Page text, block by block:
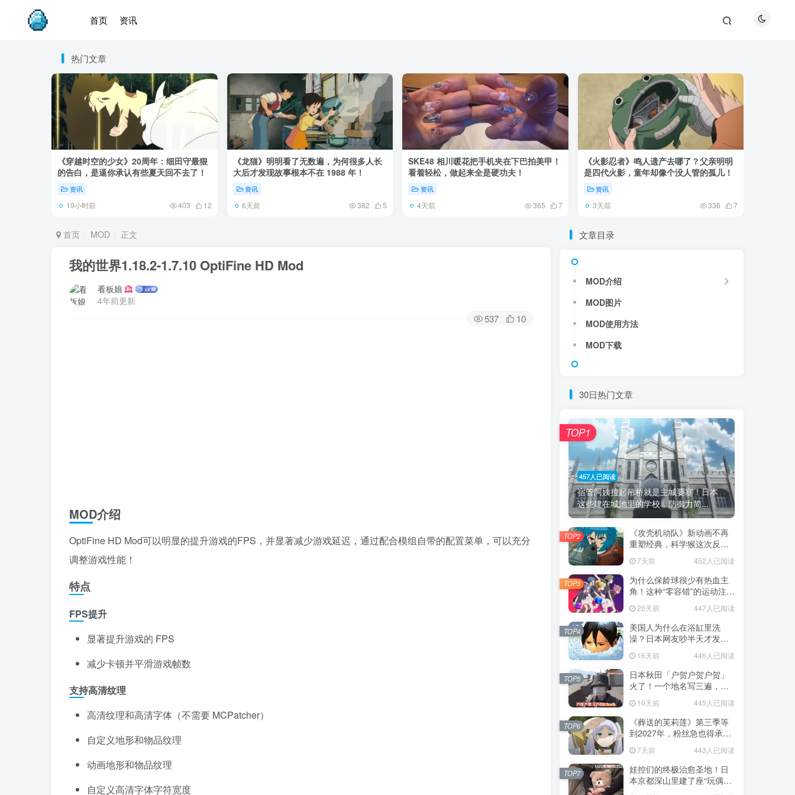
首页 资讯
热门文章
《穿越时空的少女》20周年：细田守最狠
的告白，是逼你承认有些夏天回不去了！
资讯
19小时前 403 12
《龙猫》明明看了无数遍，为何很多人长
大后才发现故事根本不在 1988 年！
资讯
6天前 382 5
SKE48 相川暖花把手机夹在下巴拍美甲！
看着轻松，做起来全是硬功夫！
资讯
4天前 365 7
《火影忍者》鸣人遗产去哪了？父亲明明
是四代火影，童年却像个没人管的孤儿！
资讯
3天前 336 7
首页 MOD 正文
我的世界1.18.2-1.7.10 OptiFine HD Mod
看板娘
4年前更新
537 10
MOD介绍
OptiFine HD Mod可以明显的提升游戏的FPS，并显著减少游戏延迟，通过配合模组自带的配置菜单，可以充分
调整游戏性能！
特点
FPS提升
显著提升游戏的 FPS
减少卡顿并平滑游戏帧数
支持高清纹理
高清纹理和高清字体（不需要 MCPatcher）
自定义地形和物品纹理
动画地形和物品纹理
自定义高清字体字符宽度
文章目录
MOD介绍
MOD图片
MOD使用方法
MOD下载
30日热门文章
457人已阅读
宿管阿姨拉起吊桥就是主城要塞！日本
这些建在城池里的学校，防御力简...
TOP1
《攻壳机动队》新动画不再
重塑经典，科学猴这次反而
7天前 452人已阅读
TOP2
为什么保龄球很少有热血主
角！这种“零容错”的运动注定
们的生活！
20天前 447人已阅读
TOP3
美国人为什么在浴缸里洗
澡？日本网友吵半天才发
藏在浴室地板里！
16天前 446人已阅读
TOP4
日本秋田「户贺户贺户贺」
火了！一个地名写三遍，竟
不是玩梗而是150年旧账！
10天前 445人已阅读
TOP5
《葬送的芙莉莲》第三季等
到2027年，粉丝急也得承认
这次慢得有道理！
7天前 443人已阅读
TOP6
娃控们的终极治愈圣地！日
本京都深山里建了座“玩偶神
社”，不仅能拍照还能给娃祈
TOP7